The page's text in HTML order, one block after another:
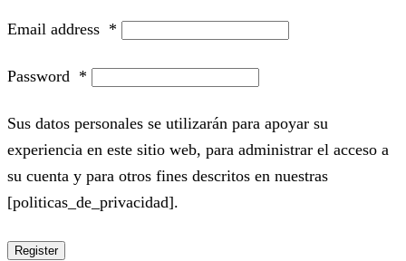
Email address *
Password *
Sus datos personales se utilizarán para apoyar su
experiencia en este sitio web, para administrar el acceso a
su cuenta y para otros fines descritos en nuestras
[politicas_de_privacidad].
Register